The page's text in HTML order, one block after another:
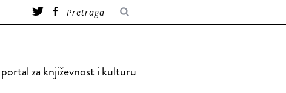
portal za književnost i kulturu